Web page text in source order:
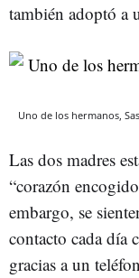
también adoptó a
Uno de los hermanos,
Las dos madres
“corazón
embargo, se
contacto cada día
gracias a un